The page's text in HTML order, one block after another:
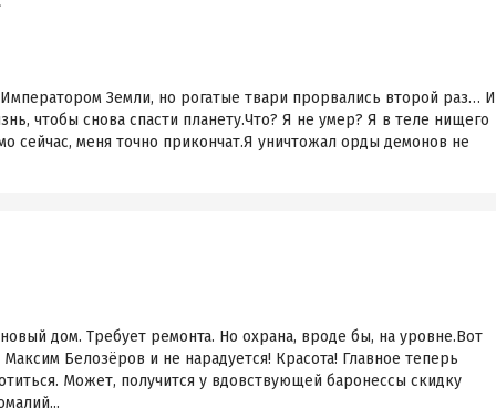
Земли, но рогатые твари прорвались второй раз… И
чтобы снова спасти планету.Что? Я не умер? Я в теле нищего
сейчас, меня точно прикончат.Я уничтожал орды демонов не
дом. Требует ремонта. Но охрана, вроде бы, на уровне.Вот
Белозёров и не нарадуется! Красота! Главное теперь
Может, получится у вдовствующей баронессы скидку